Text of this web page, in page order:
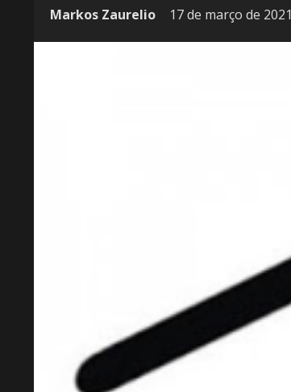
Markos Zaurelio 17 de março de 2021